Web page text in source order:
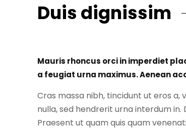
Duis dignissim
Mauris rhoncus orci in imperdiet
a feugiat urna maximus. Aenean
Cras massa nibh, tincidunt ut eros
nulla, sed hendrerit urna interdum
Praesent ut quam quis quam